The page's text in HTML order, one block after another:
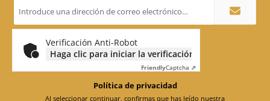
de
correo
electrónico
Verificación Anti-Robot
Haga clic para iniciar la verificación
FriendlyCaptcha ⇗
Política de privacidad